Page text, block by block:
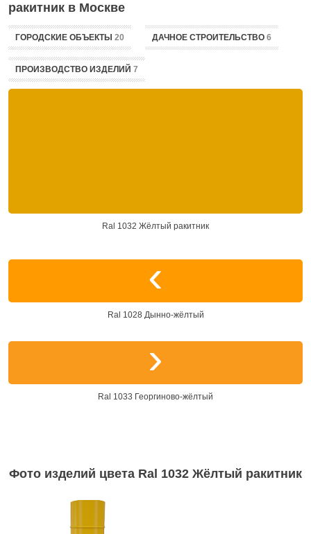
ракитник в Москве
ГОРОДСКИЕ ОБЪЕКТЫ 20 ДАЧНОЕ СТРОИТЕЛЬСТВО 6
ПРОИЗВОДСТВО ИЗДЕЛИЙ 7
Ral 1028 Дынно-жёлтый
Ral 1032 Жёлтый ракитник
Ral 1033 Георгиново-жёлтый
Фото изделий цвета Ral 1032 Жёлтый ракитник